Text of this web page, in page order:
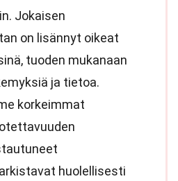
Jokaisen
on lisännyt oikeat
tuoden mukanaan
ja tietoa.
korkeimmat
huolellisesti